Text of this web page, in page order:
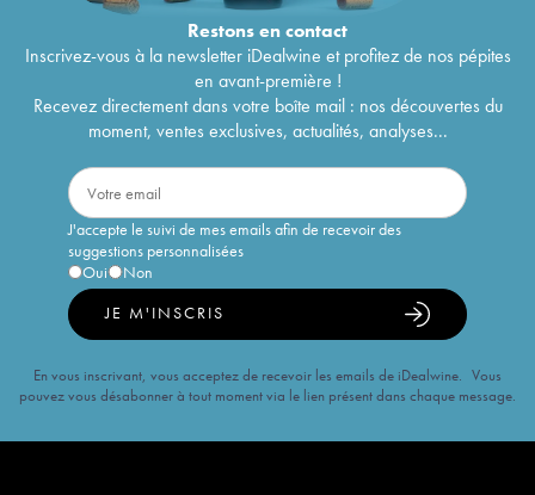
Restons encontact
Inscrivez-vous à la newsletter iDealwine et profitez de nos pépites
en avant-première !
Recevez directement dans votre boîte mail : nos découvertes du
moment, ventes exclusives, actualités, analyses...
J'accepte le suivi de mes emails afin de recevoir des
suggestions personnalisées
Oui
Non
JE M'INSCRIS
En vous inscrivant, vous acceptez de recevoir les emails de iDealwine. Vous
pouvez vous désabonner à tout moment via le lien présent dans chaque message.